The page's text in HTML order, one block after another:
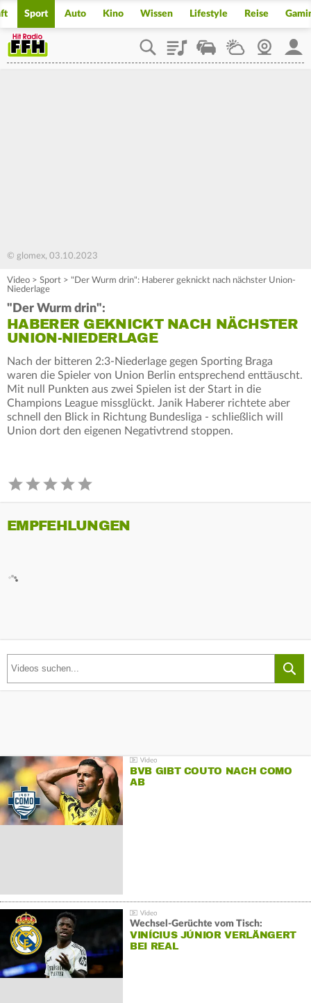
Sport Auto Kino Wissen Lifestyle Reise
PlaylistStaupilotWetterWebcam
© glomex, 03.10.2023
Video > Sport > "Der Wurm drin": Haberer geknickt nach nächster Union-
Niederlage
"Der Wurm drin":
HABERER GEKNICKT NACH NÄCHSTER
UNION-NIEDERLAGE
Nach der bitteren 2:3-Niederlage gegen Sporting Braga
waren die Spieler von Union Berlin entsprechend enttäuscht.
Mit null Punkten aus zwei Spielen ist der Start in die
Champions League missglückt. Janik Haberer richtete aber
schnell den Blick in Richtung Bundesliga - schließlich will
Union dort den eigenen Negativtrend stoppen.
EMPFEHLUNGEN
BVB GIBT COUTO NACH COMO
AB
Wechsel-Gerüchte vom Tisch:
VINÍCIUS JÚNIOR VERLÄNGERT
BEI REAL